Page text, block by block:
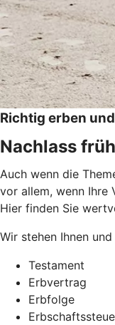
Richtig erben
Nachlass
Auch wenn die
vor allem, wenn Ihre
Hier finden Sie
Wir stehen Ihnen
Testament
Erbvertrag
Erbfolge